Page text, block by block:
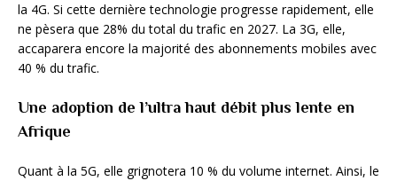
la 4G. Si cette dernière technologie progresse rapidement, elle
ne pèsera que 28% du total du trafic en 2027. La 3G, elle,
accaparera encore la majorité des abonnements mobiles avec
40 % du trafic.
Une adoption de l’ultra haut débit plus lente en
Afrique
Quant à la 5G, elle grignotera 10 % du volume internet. Ainsi, le